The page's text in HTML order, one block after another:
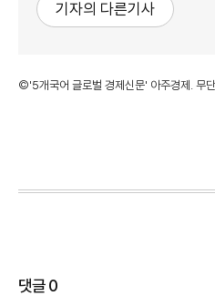
기자의 다른기사
©'5개국어 글로벌 경제신문' 아주경제. 무단
댓글0